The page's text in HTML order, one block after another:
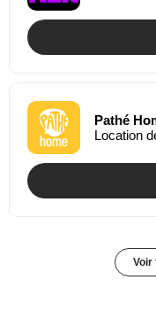
Pathé
Location
Voir